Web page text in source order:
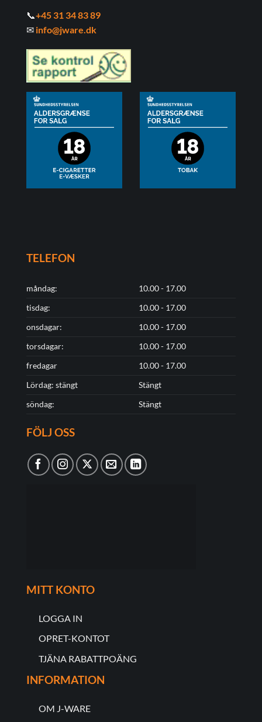
📞+45 31 34 83 89
✉ info@jware.dk
TELEFON
måndag:
10.00 - 17.00
tisdag:
10.00 - 17.00
onsdagar:
10.00 - 17.00
torsdagar:
10.00 - 17.00
fredagar
10.00 - 17.00
Lördag: stängt
Stängt
söndag:
Stängt
FÖLJ OSS
MITT KONTO
LOGGA IN
OPRET-KONTOT
TJÄNA RABATTPOÄNG
INFORMATION
OM J-WARE